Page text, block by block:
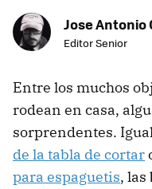
Jose Antonio
Editor Senior
Entre los muchos
rodean en casa,
sorprendentes.
de la tabla de cortar
para espaguetis, las